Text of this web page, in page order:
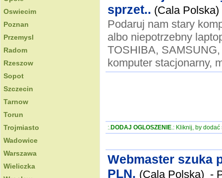
Oswiecim
Poznan
Przemysl
Radom
Rzeszow
Sopot
Szczecin
Tarnow
Torun
Trojmiasto
Wadowice
Warszawa
Wieliczka
sprzet.. (Cala Polska)
Podaruj nam stary
albo niepotrzebny
TOSHIBA,
komputer stacjonarny,
:.DODAJ OGLOSZENIE.: Kliknij, by dodać
Webmaster szuka
PLN. (Cala Polska) -